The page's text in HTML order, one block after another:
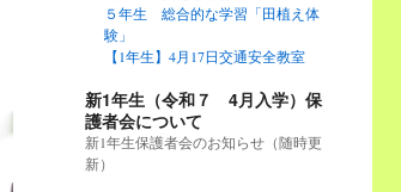
５年生 総合的な学習「田植え体
験」
【1年生】4月17日交通安全教室
新1年生（令和７ 4月入学）保
護者会について
新1年生保護者会のお知らせ（随時更
新）